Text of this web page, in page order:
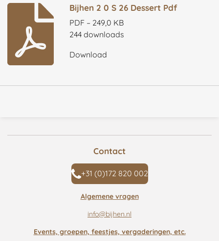
Bijhen 2 0 S 26 Dessert Pdf
PDF – 249,0 KB
244 downloads
Download
Contact
+31 (0)172 820 002
Algemene vragen
info@bijhen.nl
Events, groepen, feestjes, vergaderingen, etc.